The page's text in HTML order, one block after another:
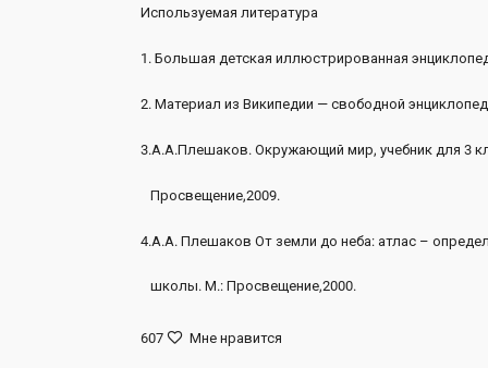
Используемая литература
1. Большая детская иллюстрированная
2. Материал из Википедии — свободной
3.А.А.Плешаков. Окружающий мир, учебник для 3
Просвещение,2009.
4.А.А. Плешаков От земли до неба: атлас –
школы. М.: Просвещение,2000.
607 Мне нравится